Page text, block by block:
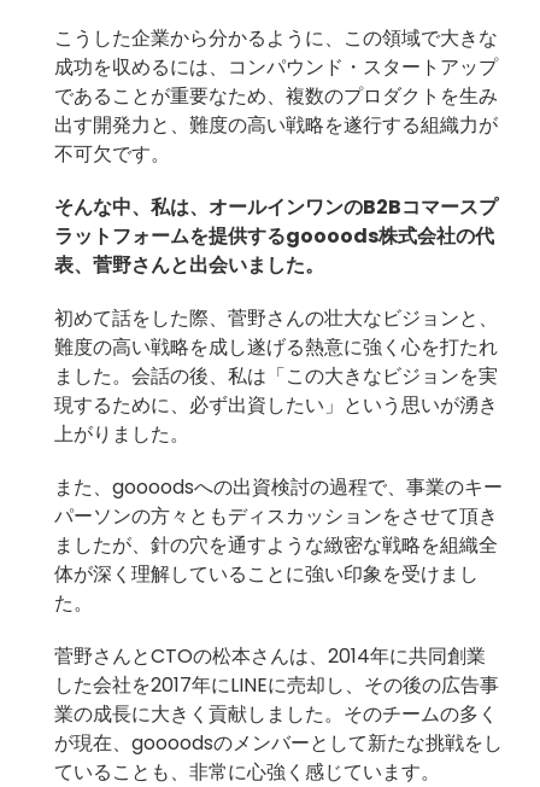
こうした企業から分かるように、この領域で大きな
成功を収めるには、コンパウンド・スタートアップ
であることが重要なため、複数のプロダクトを生み
出す開発力と、難度の高い戦略を遂行する組織力が
不可欠です。
そんな中、私は、オールインワンのB2Bコマースプ
ラットフォームを提供するgoooods株式会社の代
表、菅野さんと出会いました。
初めて話をした際、菅野さんの壮大なビジョンと、
難度の高い戦略を成し遂げる熱意に強く心を打たれ
ました。会話の後、私は「この大きなビジョンを実
現するために、必ず出資したい」という思いが湧き
上がりました。
また、goooodsへの出資検討の過程で、事業のキー
パーソンの方々ともディスカッションをさせて頂き
ましたが、針の穴を通すような緻密な戦略を組織全
体が深く理解していることに強い印象を受けまし
た。
菅野さんとCTOの松本さんは、2014年に共同創業
した会社を2017年にLINEに売却し、その後の広告事
業の成長に大きく貢献しました。そのチームの多く
が現在、goooodsのメンバーとして新たな挑戦をし
ていることも、非常に心強く感じています。